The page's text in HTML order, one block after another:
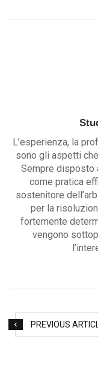
L’esperienza, la
sono gli aspetti
Sempre disposto
come pratica
sostenitore
per la
fortemente
vengono
PREVIOUS